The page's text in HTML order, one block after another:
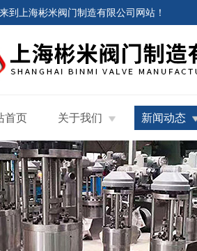
到 上海彬米阀门制造有限公司网站 ！
首页 关于我们 新闻动态